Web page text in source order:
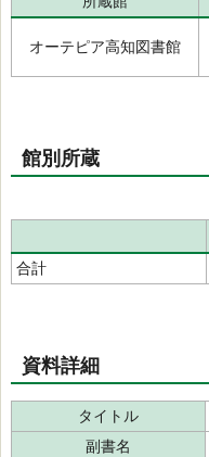
オーテピア高知図書館
館別所蔵
合計
資料詳細
タイトル
副書名